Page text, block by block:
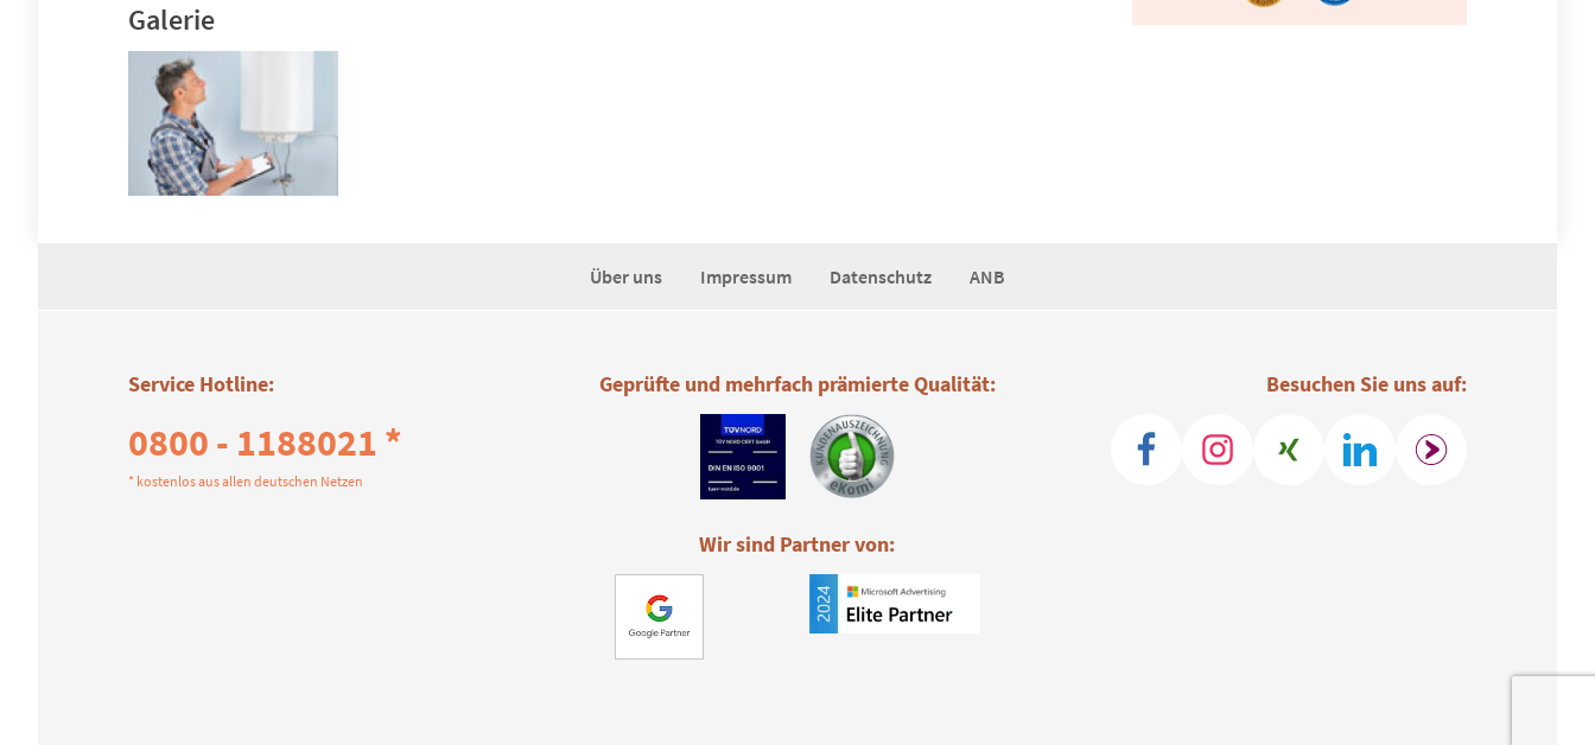
Galerie
Über uns Impressum Datenschutz ANB
Service Hotline:
0800 - 1188021 *
* kostenlos aus allen deutschen Netzen
Besuchen Sie uns auf:
Geprüfte und mehrfach prämierte Qualität:
Wir sind Partner von: